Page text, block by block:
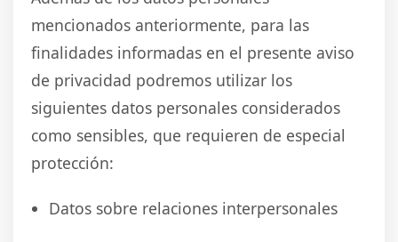
mencionados anteriormente, para las
finalidades informadas en el presente aviso
de privacidad podremos utilizar los
siguientes datos personales considerados
como sensibles, que requieren de especial
protección:
Datos sobre relaciones interpersonales